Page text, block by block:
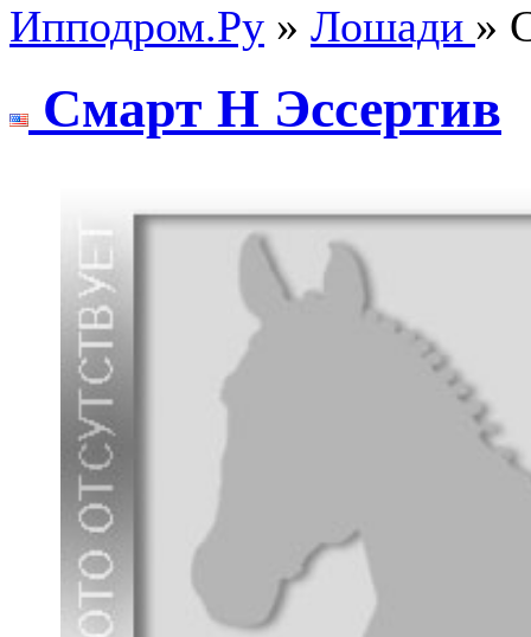
Ипподром.Ру » Лошади »
Cмарт H Эссертив